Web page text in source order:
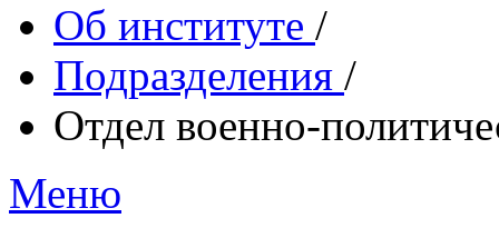
Об институте /
Подразделения /
Отдел военно-
Меню